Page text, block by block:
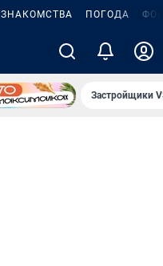
ЗНАКОМСТВА ПОГОДА
Застройщики